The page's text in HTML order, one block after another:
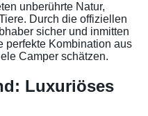
unberührte Natur,
Durch die offiziellen
sicher und inmitten
perfekte Kombination aus
Camper schätzen.
Luxuriöses